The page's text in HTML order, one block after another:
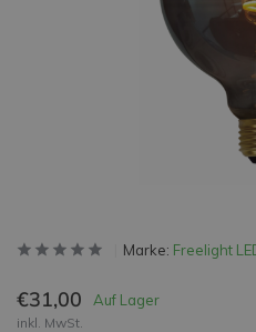
Marke: Freelight
€31,00 Auf Lager
inkl. MwSt.